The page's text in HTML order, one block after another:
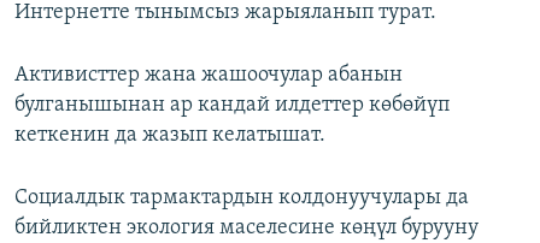
Интернетте тынымсыз жарыяланып турат.
Активисттер жана жашоочулар абанын
булганышынан ар кандай илдеттер көбөйүп
кеткенин да жазып келатышат.
Социалдык тармактардын колдонуучулары да
бийликтен экология маселесине көңүл бурууну